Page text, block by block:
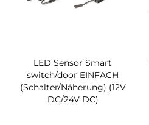
LED Sensor Smart
switch/door EINFACH
(Schalter/Näherung) (12V
DC/24V DC)